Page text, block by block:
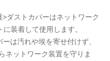
ダストカバーはネットワーク
装着して使用します。
は汚れや埃を寄せ付けず、
ネットワーク装置を守りま